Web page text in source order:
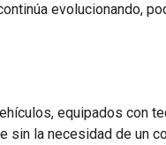
evolucionando,
equipados con
sin la necesidad de un